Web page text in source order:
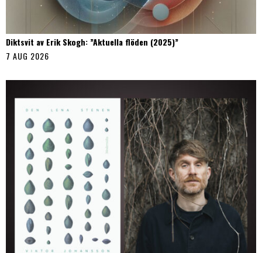
Diktsvit av Erik Skogh: ”Aktuella flöden (2025)”
7 AUG 2026